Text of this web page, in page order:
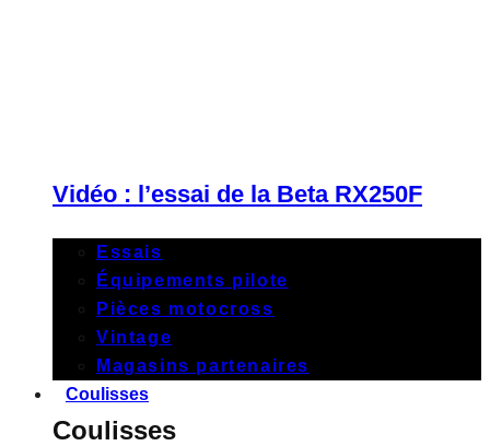
Vidéo : l’essai de la Beta RX250F
Essais
Équipements pilote
Pièces motocross
Vintage
Magasins partenaires
Coulisses
Coulisses